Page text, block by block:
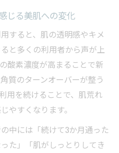
じる美肌への変化
すると、肌の透明感やキメ
と多くの利用者から声が上
酸素濃度が高まることで新
質のターンオーバーが整う
用を続けることで、肌荒れ
やすくなります。
中には「続けて3か月通った
た」「肌がしっとりしてき